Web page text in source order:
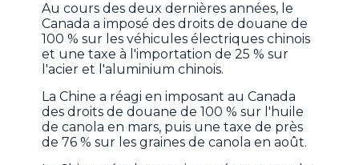
Au cours des deux dernières années, le
Canada a imposé des droits de douane de
100 % sur les véhicules électriques chinois
et une taxe à l'importation de 25 % sur
l'acier et l'aluminium chinois.
La Chine a réagi en imposant au Canada
des droits de douane de 100 % sur l'huile
de canola en mars, puis une taxe de près
de 76 % sur les graines de canola en août.